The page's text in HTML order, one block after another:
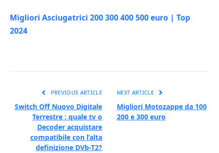
Migliori Asciugatrici 200 300 400 500 euro | Top
2024
PREVIOUS ARTICLE
Switch Off Nuovo Digitale
Terrestre : quale tv o
Decoder acquistare
compatibile con l’alta
definizione DVb-T2?
NEXT ARTICLE
Migliori Motozappe da 100
200 e 300 euro